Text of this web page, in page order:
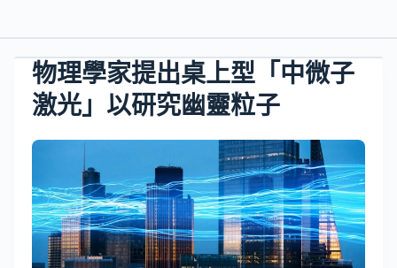
物理學家提出桌上型「中微子
激光」以研究幽靈粒子